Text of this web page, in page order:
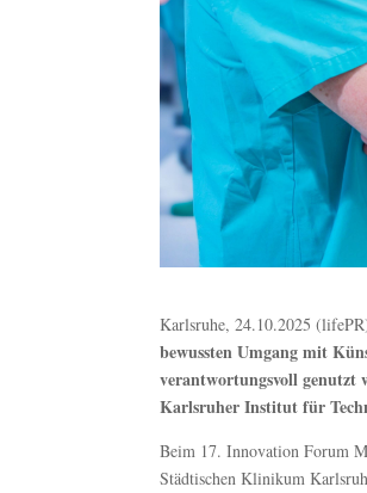
Karlsruhe, 24.10.2025
bewussten Umgang mit
verantwortungsvoll genutzt
Karlsruher Institut für
Beim 17. Innovation Forum
Städtischen Klinikum